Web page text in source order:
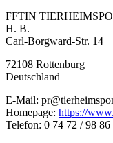
FFTIN
H. B.
Carl-Borgward-Str. 14
72108 Rottenburg
Deutschland
E-Mail:
Homepage: https://
Telefon: 0 74 72 / 98 86